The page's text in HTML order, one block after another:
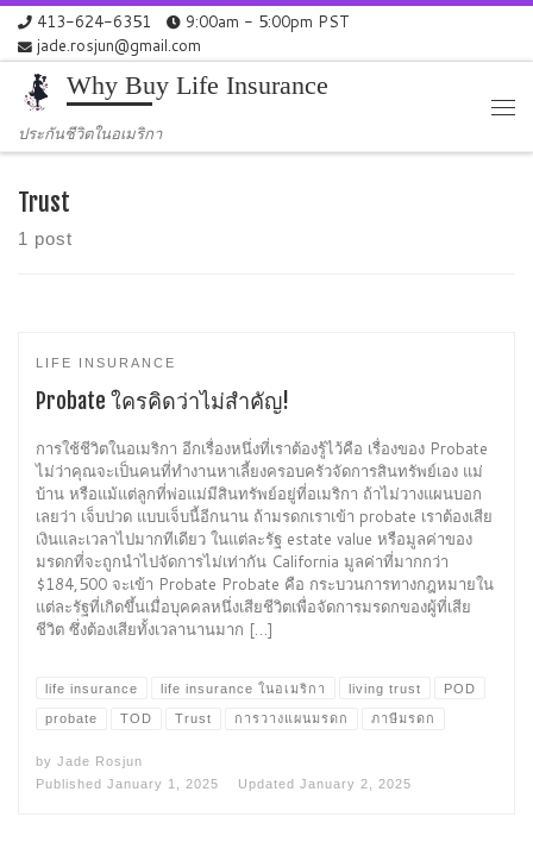
Skip to content
413-624-6351
9:00am - 5:00pm PST
jade.rosjun@gmail.com
Why Buy Life Insurance
ประกันชีวิตในอเมริกา
Trust
1 post
LIFE INSURANCE
Probate ใครคิดว่าไม่สำคัญ!
การใช้ชีวิตในอเมริกา อีกเรื่องหนึ่งที่เราต้องรู้ไว้คือ เรื่องของ Probate
ไม่ว่าคุณจะเป็นคนที่ทำงานหาเลี้ยงครอบครัวจัดการสินทรัพย์เอง แม่
บ้าน หรือแม้แต่ลูกที่พ่อแม่มีสินทรัพย์อยู่ที่อเมริกา ถ้าไม่วางแผนบอก
เลยว่า เจ็บปวด แบบเจ็บนี้อีกนาน ถ้ามรดกเราเข้า probate เราต้องเสีย
เงินและเวลาไปมากทีเดียว ในแต่ละรัฐ estate value หรือมูลค่าของ
มรดกที่จะถูกนำไปจัดการไม่เท่ากัน California มูลค่าที่มากกว่า
$184,500 จะเข้า Probate Probate คือ กระบวนการทางกฎหมายใน
แต่ละรัฐที่เกิดขึ้นเมื่อบุคคลหนึ่งเสียชีวิตเพื่อจัดการมรดกของผู้ที่เสีย
ชีวิต ซึ่งต้องเสียทั้งเวลานานมาก […]
life insurance life insurance ในอเมริกา living trust POD
probate TOD Trust การวางแผนมรดก ภาษีมรดก
by Jade Rosjun
Published January 1, 2025 Updated January 2, 2025